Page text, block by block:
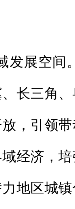
发展空间
长三角
，引领
经济，
地区城